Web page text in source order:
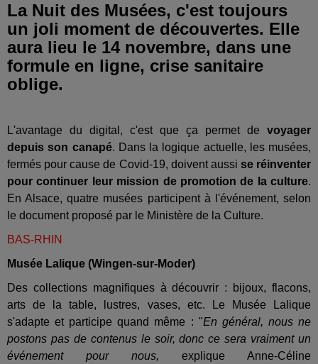
La Nuit des Musées, c'est toujours
un joli moment de découvertes. Elle
aura lieu le 14 novembre, dans une
formule en ligne, crise sanitaire
oblige.
L'avantage du digital, c'est que ça permet de voyager
depuis son canapé. Dans la logique actuelle, les musées,
fermés pour cause de Covid-19, doivent aussi se réinventer
pour continuer leur mission de promotion de la culture.
En Alsace, quatre musées participent à l'événement, selon
le document proposé par le Ministère de la Culture.
BAS-RHIN
Musée Lalique (Wingen-sur-Moder)
Des collections magnifiques à découvrir : bijoux, flacons,
arts de la table, lustres, vases, etc. Le Musée Lalique
s'adapte et participe quand même : "En général, nous ne
postons pas de contenus le soir, donc ce sera vraiment un
événement pour nous, explique Anne-Céline